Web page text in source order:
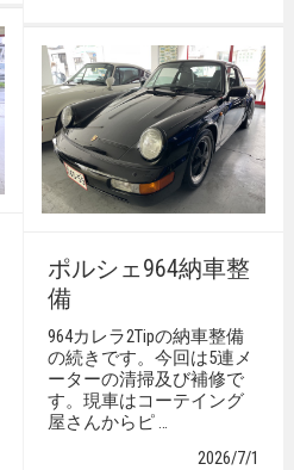
ポルシェ964納車整
備
964カレラ2Tipの納車整備
の続きです。今回は5連メ
ーターの清掃及び補修で
す。現車はコーテイング
屋さんからピ …
2026/7/1